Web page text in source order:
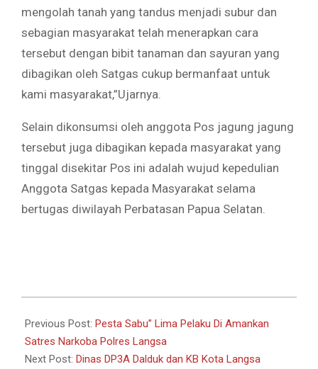
mengolah tanah yang tandus menjadi subur dan
sebagian masyarakat telah menerapkan cara
tersebut dengan bibit tanaman dan sayuran yang
dibagikan oleh Satgas cukup bermanfaat untuk
kami masyarakat,”Ujarnya.
Selain dikonsumsi oleh anggota Pos jagung jagung
tersebut juga dibagikan kepada masyarakat yang
tinggal disekitar Pos ini adalah wujud kepedulian
Anggota Satgas kepada Masyarakat selama
bertugas diwilayah Perbatasan Papua Selatan.
02-
03
Previous Post: Pesta Sabu” Lima Pelaku Di Amankan
Satres Narkoba Polres Langsa
Next Post: Dinas DP3A Dalduk dan KB Kota Langsa